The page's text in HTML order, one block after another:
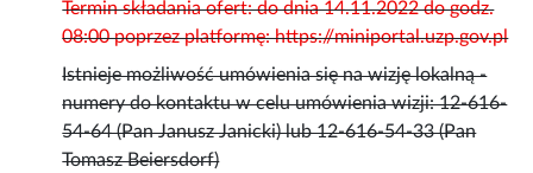
Termin składania ofert: do dnia 14.11.2022 do godz.
08:00 poprzez platformę: https://miniportal.uzp.gov.pl
Istnieje możliwość umówienia się na wizję lokalną -
numery do kontaktu w celu umówienia wizji: 12-616-
54-64 (Pan Janusz Janicki) lub 12-616-54-33 (Pan
Tomasz Beiersdorf)